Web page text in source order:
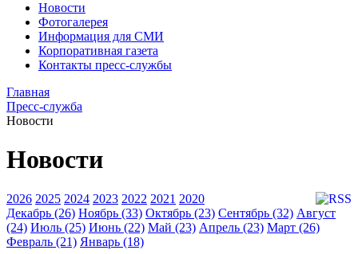
Новости
Фотогалерея
Информация для СМИ
Корпоративная газета
Контакты пресс-службы
Главная
Пресс-служба
Новости
Новости
2026 2025 2024 2023 2022 2021 2020
Декабрь (26) Ноябрь (33) Октябрь (23) Сентябрь (32) Август
(24) Июль (25) Июнь (22) Май (23) Апрель (23) Март (26)
Февраль (21) Январь (18)